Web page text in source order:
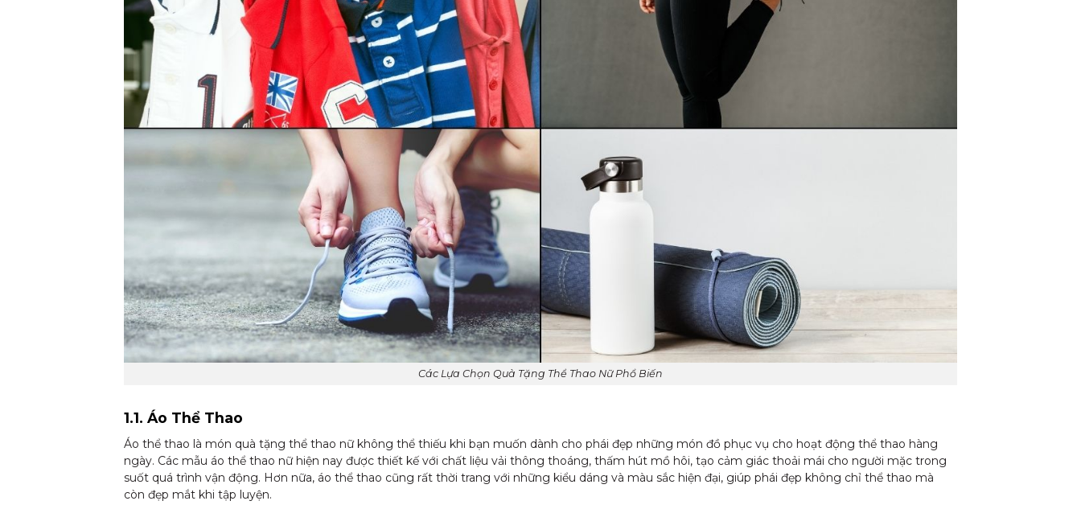
Các Lựa Chọn Quà Tặng Thể Thao Nữ Phổ Biến
1.1. Áo Thể Thao
Áo thể thao là món quà tặng thể thao nữ không thể thiếu khi bạn muốn dành cho phái đẹp những món đồ phục vụ cho hoạt động thể thao hàng
ngày. Các mẫu áo thể thao nữ hiện nay được thiết kế với chất liệu vải thông thoáng, thấm hút mồ hôi, tạo cảm giác thoải mái cho người mặc trong
suốt quá trình vận động. Hơn nữa, áo thể thao cũng rất thời trang với những kiểu dáng và màu sắc hiện đại, giúp phái đẹp không chỉ thể thao mà
còn đẹp mắt khi tập luyện.